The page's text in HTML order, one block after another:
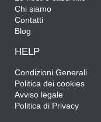
Chi siamo
Contatti
Blog
HELP
Condizioni Generali
Politica dei cookies
Avviso legale
Politica di Privacy